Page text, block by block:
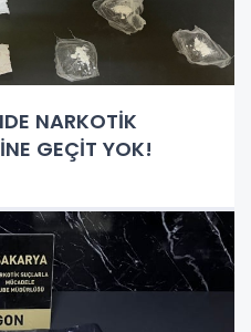
NARKOTİK
GEÇİT YOK!